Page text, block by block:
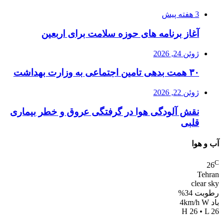
3 هفته پیش
آغاز برنامه های حوزه سلامت برای اربعین
ژوئن 24, 2026
۳۰ همت بدهی تامین اجتماعی به وزارت بهداشت
ژوئن 22, 2026
نقش آلودگی هوا در گرفتگی عروق و خطر بیماری
قلبی
آب و هوا
26C
Tehran
clear sky
رطوبت 34%
باد 4km/h W
H 26 • L 26